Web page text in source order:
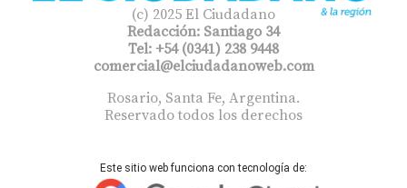
(c) 2025 El Ciudadano
Redacción: Santiago 34
Tel: +54 (0341) 238 9448
comercial@elciudadanoweb.com​
Rosario, Santa Fe, Argentina.
Reservado todos los derechos
Este sitio web funciona con tecnología de: